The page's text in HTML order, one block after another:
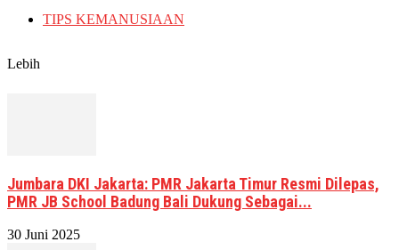
TIPS KEMANUSIAAN
Lebih
Jumbara DKI Jakarta: PMR Jakarta Timur Resmi Dilepas,
PMR JB School Badung Bali Dukung Sebagai...
30 Juni 2025